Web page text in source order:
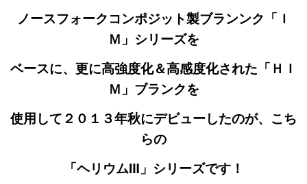
ノースフォークコンポジット製ブランンク「Ｉ
Ｍ」シリーズを
ベースに、更に高強度化＆高感度化された「ＨＩ
Ｍ」ブランクを
使用して２０１３年秋にデビューしたのが、こち
らの
「ヘリウムⅢ」シリーズです！